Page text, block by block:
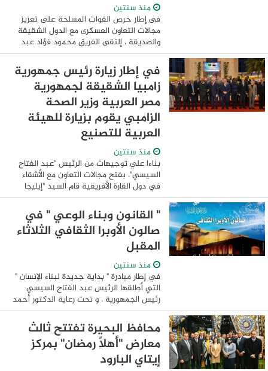
منذ سنتين
فى إطار حرص القوات المسلحة على تعزيز
مجالات التعاون العسكرى مع الدول الشقيقة
والصديقة ، إلتقى الفريق محمود فؤاد عبد
الجواد قائد القوات الجوية باللواء الركن طيار
راشد محمـد الشامسى قائد القوات ...
في إطار زيارة رئيس جمهورية
زامبيا الشقيقة لجمهورية
مصر العربية وزير الصحة
الزامبي يقوم بزيارة للهيئة
العربية للتصنيع
منذ سنتين
بناءا علي توجيهات من الرئيس "عبد الفتاح
السيسي"، بفتح مجالات التعاون مع الأشقاء
في دول القارة الأفريقية قام السيد "إيليجا
جولاكي موشيما" وزير الصحة بجمهورية زامبيا
والوفد المرافق بزيارة للهيئة ...
" القانون وبناء الوعي " في
صالون الأوبرا الثقافي الثلاثاء
المقبل
منذ سنتين
في إطار مبادرة " بداية جديدة لبناء الإنسان "
التي أطلقها الرئيس عبد الفتاح السيسي
رئيس الجمهورية ، و تحت رعاية الدكتور أحمد
فؤاد هنو وزير الثقافة ، وبإشراف الدكتورة
لمياء زايد رئيس المركز الثقافي ...
محافظ البحيرة تفتتح ثالث
معارض "أهلاً رمضان" بمركز
إيتاي البارود